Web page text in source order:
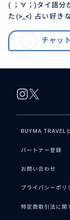
( ；∀；)タイ語分からず諦めてい
た(>_<) 占い好きな方
ました。 貴方のホ
して聞きたいこと
チャッ
( ；∀；)タイ語分から
会でタイ占星術を学
BUYMA TRAVEL
パートナー登録
お問い合わせ
プライバシーポリ
特定商取引法に関